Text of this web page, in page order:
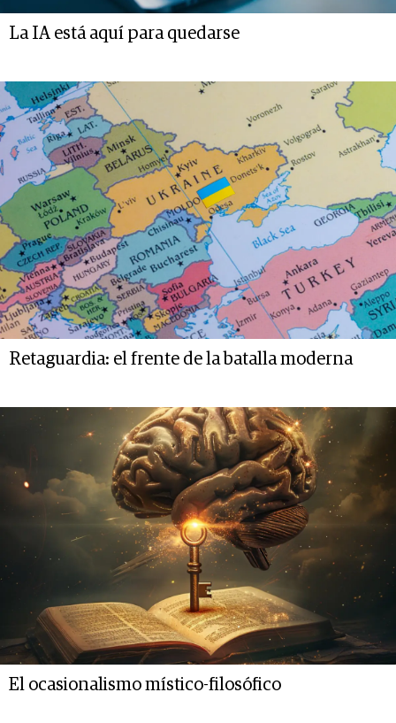
La IA está aquí para quedarse
Retaguardia: el frente de la batalla moderna
El ocasionalismo místico-filosófico